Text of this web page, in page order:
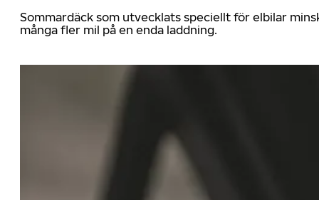
Sommardäck som utvecklats speciellt för elbilar
många fler mil på en enda laddning.